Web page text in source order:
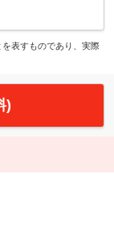
表すものであり、実際
)